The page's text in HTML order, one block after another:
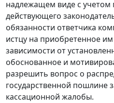
надлежащем виде с учетом
действующего
обязанности ответчика
истцу на приобретенное
зависимости от
обоснованное и
разрешить вопрос о
государственной пошлине
кассационной жалобы.